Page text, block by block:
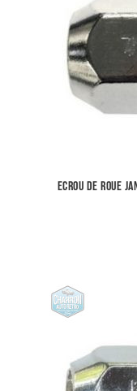
Ecrou de roue